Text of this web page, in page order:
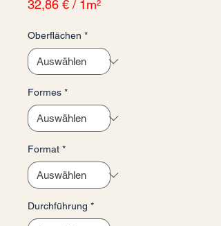
32,86 € / 1m²
pro
1
Quadratmeter
Oberflächen *
Formes *
Format *
Durchführung *